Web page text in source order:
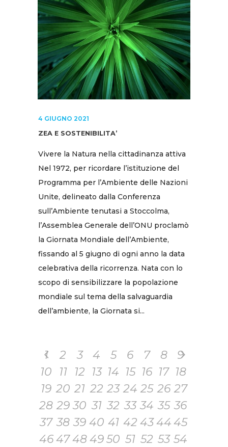
4 GIUGNO 2021
ZEA E SOSTENIBILITA’
Vivere la Natura nella cittadinanza attiva
Nel 1972, per ricordare l’istituzione del
Programma per l’Ambiente delle Nazioni
Unite, delineato dalla Conferenza
sull’Ambiente tenutasi a Stoccolma,
l’Assemblea Generale dell’ONU proclamò
la Giornata Mondiale dell’Ambiente,
fissando al 5 giugno di ogni anno la data
celebrativa della ricorrenza. Nata con lo
scopo di sensibilizzare la popolazione
mondiale sul tema della salvaguardia
dell’ambiente, la Giornata si...
1 2 3 4 5 6 7 8
9
10
11 12 13 14 15 16 17 18
19 20 21 22 23 24 25 26 27
28 29 30 31 32 33 34 35 36
37 38 39 40 41 42 434445
46 474849 50 51 52 53 54